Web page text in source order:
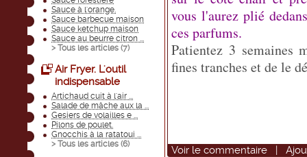
Sauce à l'orange.
Sauce barbecue maison
Sauce ketchup maison
Sauce au beurre citron ...
> Tous les articles (7)
Air Fryer. L'outil
indispensable
Artichaud cuit à l'air ...
Salade de mâche aux la ...
Gesiers de volailles e ...
Pilons de poulet.
Gnocchis à la ratatoui ...
> Tous les articles (6)
vous l'aurez plié
ces parfums.
Patientez 3 semaines
fines tranches et de le
Voir le commentaire |